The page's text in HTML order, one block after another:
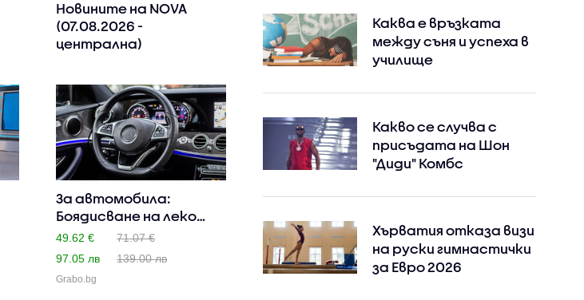
Новините на NOVA
(07.08.2026 -
централна)
За автомобила:
Боядисване на леко
увреден и ..
49.62 €
71.07 €
97.05 лв
139.00 лв
Grabo.bg
Каква е връзката
между съня и успеха в
училище
Какво се случва с
присъдата на Шон
"Диди" Комбс
Хърватия отказа визи
на руски гимнастички
за Евро 2026